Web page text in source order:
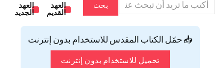
بحث
العهد
القديم
العهد
الجديد
📥 حمّل الكتاب المقدس للاستخدام بدون إنترنت
تحميل للاستخدام بدون إنترنت